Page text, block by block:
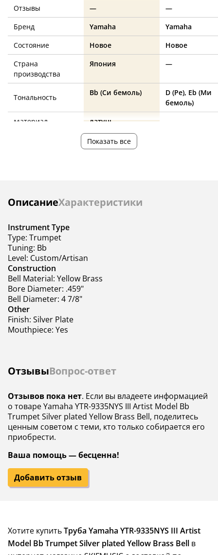
Отзывы
—
—
Бренд
Yamaha
Yamaha
Состояние
Новое
Новое
Страна
производства
Япония —
Тональность
Bb (Си бемоль)
D (Ре), Eb (Ми
бемоль)
Материал
латунь
кейс
Показать все
ОписаниеХарактеристики
Инструкции
Instrument Type
Type: Trumpet
Tuning: Bb
Level: Custom/Artisan
Construction
Bell Material: Yellow Brass
Bore Diameter: .459"
Bell Diameter: 4 7/8"
Other
Finish: Silver Plate
Mouthpiece: Yes
ОтзывыВопрос-ответ
Отзывов пока нет. Если вы владеете информацией
о товаре Yamaha YTR-9335NYS III Artist Model Bb
Trumpet Silver plated Yellow Brass Bell, поделитесь
ценным советом с теми, кто только собирается его
приобрести.
Ваша помощь — бесценна!
Добавить отзыв
Хотите купитьТруба Yamaha YTR-9335NYS III Artist
Model Bb Trumpet Silver plated Yellow Brass Bell в